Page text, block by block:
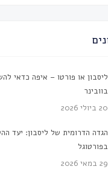
ליסבון או פורטו – איפה כדאי
בוובינר
20 ביולי 2026
הגדה הדרומית של ליסבון: יעד
בפורטוגל
29 במאי 2026